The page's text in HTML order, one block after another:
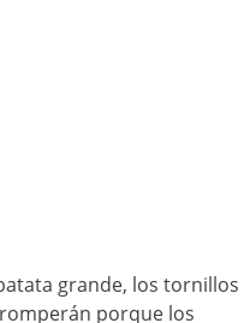
grande, los tornillos
porque los